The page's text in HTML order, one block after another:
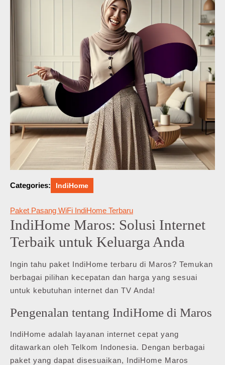
Categories: IndiHome
Paket Pasang WiFi IndiHome Terbaru
IndiHome Maros: Solusi Internet
Terbaik untuk Keluarga Anda
Ingin tahu paket IndiHome terbaru di Maros? Temukan
berbagai pilihan kecepatan dan harga yang sesuai
untuk kebutuhan internet dan TV Anda!
Pengenalan tentang IndiHome di Maros
IndiHome adalah layanan internet cepat yang
ditawarkan oleh Telkom Indonesia. Dengan berbagai
paket yang dapat disesuaikan, IndiHome Maros